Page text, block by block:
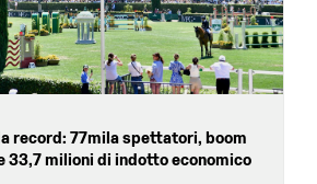
record: 77mila spettatori, boom
33,7 milioni di indotto economico